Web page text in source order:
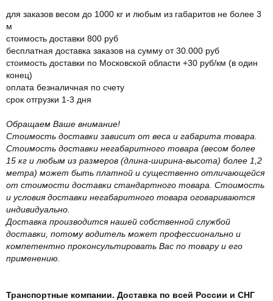
для заказов весом до 1000 кг и любым из габаритов не более 3
м
стоимость доставки 800 руб
бесплатная доставка заказов на сумму от 30.000 руб
стоимость доставки по Московской области +30 руб/км (в один
конец)
оплата безналичная по счету
срок отгрузки 1-3 дня
Обращаем Ваше внимание!
Стоимость доставки зависит от веса и габарита товара.
Стоимость доставки негабаритного товара (весом более
15 кг и любым из размеров (длина-ширина-высота) более 1,2
метра) может быть платной и существенно отличающейся
от стоимости доставки стандартного товара. Стоимость
и условия доставки негабаритного товара оговариваются
индивидуально.
Доставка производится нашей собственной службой
доставки, потому водитель может профессионально и
компетентно проконсультировать Вас по товару и его
применению.
Транспортные компании. Доставка по всей России и СНГ